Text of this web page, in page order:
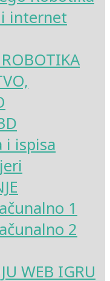
internet
i ispisa
1
2
WEB IGRU